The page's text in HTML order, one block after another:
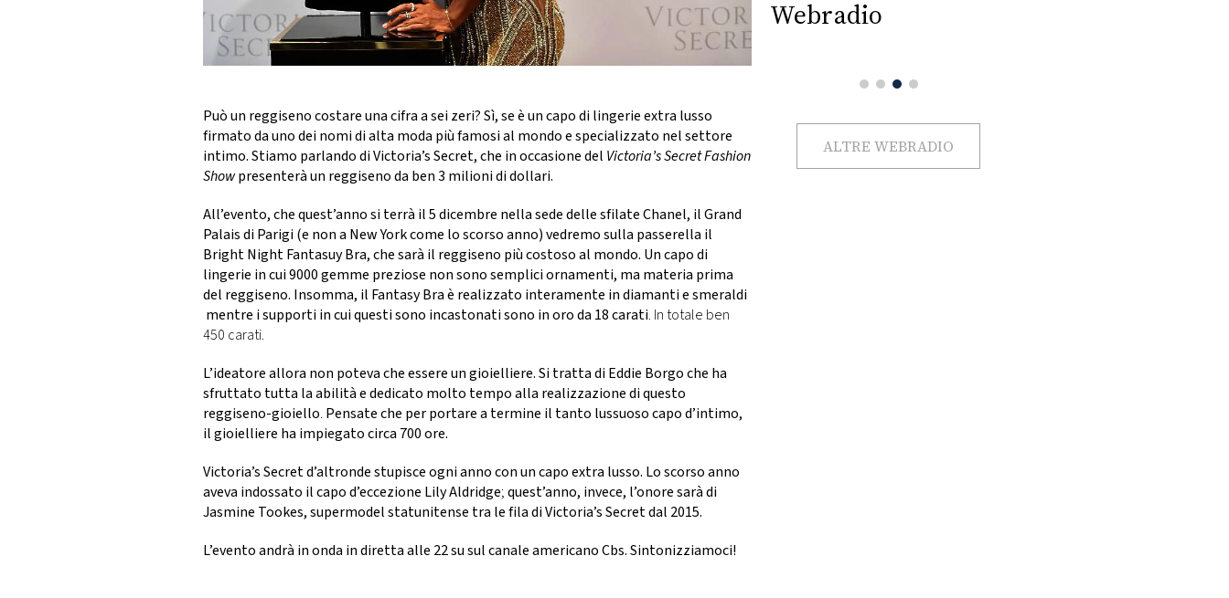
DI
MONACO
Può un reggiseno costare una cifra a sei zeri? Sì, se è un capo di lingerie extra lusso
firmato da uno dei nomi di alta moda più famosi al mondo e specializzato nel settore
intimo. Stiamo parlando diVictoria’s Secret, che in occasione del Victoria’s Secret Fashion
Showpresenterà un reggiseno da ben 3 milioni di dollari.
All’evento, che quest’anno si terrà il5 dicembre nella sede delle sfilate Chanel, il Grand
Palais di Parigi (e non a New York come lo scorso anno) vedremo sulla passerella il
Bright Night Fantasuy Bra, che sarà il reggiseno più costoso al mondo. Un capo di
lingerie in cui9000 gemme preziose non sono semplici ornamenti, ma materia prima
del reggiseno. Insomma, il Fantasy Bra è realizzato interamente indiamanti e smeraldi
mentre i supporti in cui questi sono incastonati sono inoro da 18 carati. In totale ben
450 carati.
L’ideatore allora non poteva che essere un gioielliere. Si tratta diEddie Borgoche ha
sfruttato tutta la abilità e dedicato molto tempo alla realizzazione di questo
reggiseno-gioiello. Pensate che per portare a termine il tanto lussuoso capo d’intimo,
il gioielliere ha impiegatocirca 700 ore.
Victoria’s Secret d’altronde stupisce ogni anno con un capo extra lusso. Lo scorso anno
aveva indossato il capo d’eccezione Lily Aldridge;quest’anno, invece, l’onore sarà di
Jasmine Tookes, supermodel statunitense tra le fila di Victoria’s Secret dal 2015.
L’evento andrà in onda in diretta alle 22 su sul canale americano Cbs. Sintonizziamoci!
Webradio
ALTRE WEBRADIO